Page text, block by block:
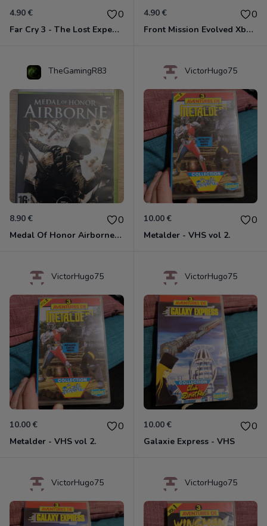
4.90 € 0
Far Cry 3 - The Lost Expeditions - Edition Spéciale Xbox 360
4.90 € 0
Front Mission Evolved Xbox 360
TheGamingR83
8.90 € 0
Medal Of Honor Airborne Xbox 360
VictorHugo75
10.00 € 0
Metalder - VHS vol 2.
VictorHugo75
10.00 € 0
Metalder - VHS vol 2.
VictorHugo75
10.00 € 0
Galaxie Express - VHS
VictorHugo75 VictorHugo75